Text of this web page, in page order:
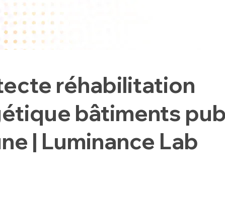
réhabilitation
bâtiments
| Luminance Lab